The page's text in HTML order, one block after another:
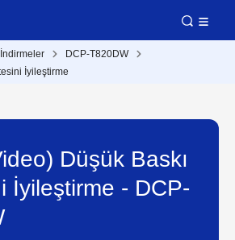
DCP-T820DW
İyileştirme
Düşük Baskı
İyileştirme - DCP-